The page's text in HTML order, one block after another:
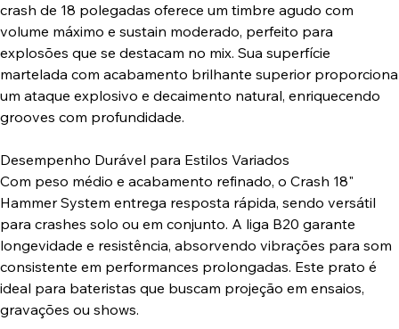
crash de 18 polegadas oferece um timbre agudo com
volume máximo e sustain moderado, perfeito para
explosões que se destacam no mix. Sua superfície
martelada com acabamento brilhante superior proporciona
um ataque explosivo e decaimento natural, enriquecendo
grooves com profundidade.
Desempenho Durável para Estilos Variados
Com peso médio e acabamento refinado, o Crash 18"
Hammer System entrega resposta rápida, sendo versátil
para crashes solo ou em conjunto. A liga B20 garante
longevidade e resistência, absorvendo vibrações para som
consistente em performances prolongadas. Este prato é
ideal para bateristas que buscam projeção em ensaios,
gravações ou shows.